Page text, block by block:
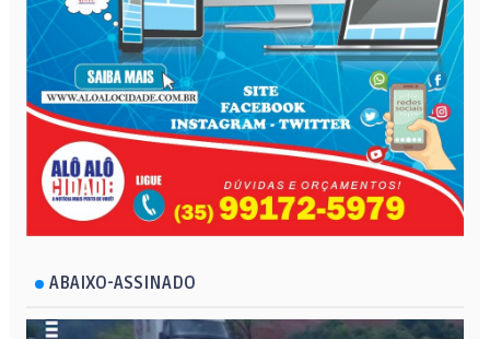
ABAIXO-ASSINADO